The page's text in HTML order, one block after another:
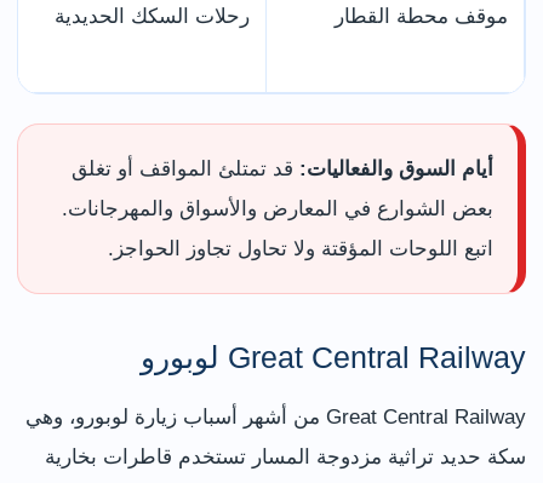
موقف محطة القطار رحلات السكك الحديدية
أيام السوق والفعاليات: قد تمتلئ المواقف أو تغلق
بعض الشوارع في المعارض والأسواق والمهرجانات.
اتبع اللوحات المؤقتة ولا تحاول تجاوز الحواجز.
Great Central Railway لوبورو
Great Central Railway من أشهر أسباب زيارة لوبورو، وهي
سكة حديد تراثية مزدوجة المسار تستخدم قاطرات بخارية